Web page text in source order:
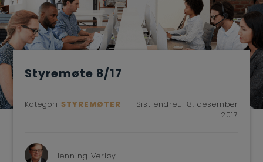
OM OSS
Styremøte 8/17
Kategori STYREMØTER Sist endret: 18. desember
2017
Henning Verløy